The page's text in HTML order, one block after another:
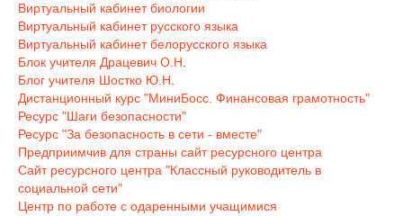
Виртуальный кабинет биологии
Виртуальный кабинет русского языка
Виртуальный кабинет белорусского языка
Блок учителя Драцевич О.Н
Блог учителя Шостко Ю.Н
Дистанционный курс "МиниБосс. Финансовая грамотность"
Ресурс "Шаги безопасности"
Ресурс "За безопасность в сети - вместе"
Предприимчив для страны сайт ресурсного центра
Сайт ресурсного центра "Классный руководитель в
социальной сети"
Центр по работе с одаренными учащимися